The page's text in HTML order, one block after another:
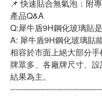
📌 快速貼合無氣泡：附
產品Q&A
Q:犀牛盾9H鋼化玻璃貼
A: 犀牛盾9H鋼化玻璃貼
相容於市面上絕大部分
牌眾多、各廠牌尺寸、
結果為主。